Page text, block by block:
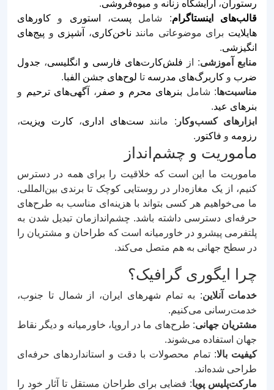
رستوران، آرایشگاه زنانه و میوه‌فروشی.
قالب‌های اینستاگرام: شامل پست، استوری و کاورهای
هایلایت برای موضوعاتی مانند ناخن‌کاری، آشپزی و پیج‌های
انگیزشی.
منابع آموزشی: از فلش‌کارت‌های فارسی و انگلیسی، جدول
ضرب و کاربرگ‌های مدرسه تا لوح‌های جشن الفبا.
مناسبت‌ها: شامل بنرهای محرم و صفر ، آگهی‌های ترحیم و
بنرهای عید.
ابزارهای کسب‌وکار : مانند ست‌های اداری،کارت ویزیت،
رزومه و فاکتور .
ماموریت و چشم‌انداز
ماموریت ما این است که خلاقیت را برای همه در دسترس
کنیم، از یک مغازه‌دار در روستایی کوچک تا برندی بین‌المللی.
ما می‌خواهیم هر کسی بتواند با هزینه‌ای مناسب به طرح‌های
حرفه‌ای دسترسی داشته باشد. چشم‌اندازمان تبدیل شدن به
پلتفرمی پیشرو در خاورمیانه است که طراحان و مشتریان را
در سطح جهانی به هم متصل می‌کند.
چرا ایگوری گرافیک؟
خدمات آنلاین: به تمام شهرهای ایران، از شمال تا جنوب،
خدمت‌رسانی می‌کنیم.
مشتریان جهانی: طرح‌های ما در اروپا، خاورمیانه و دیگر نقاط
جهان استفاده می‌شوند.
کیفیت بالا: تمام محصولات با دقت و استانداردهای حرفه‌ای
طراحی شده‌اند.
مارکت‌پلیس پویا: فضایی برای طراحان مستقل تا آثار خود را